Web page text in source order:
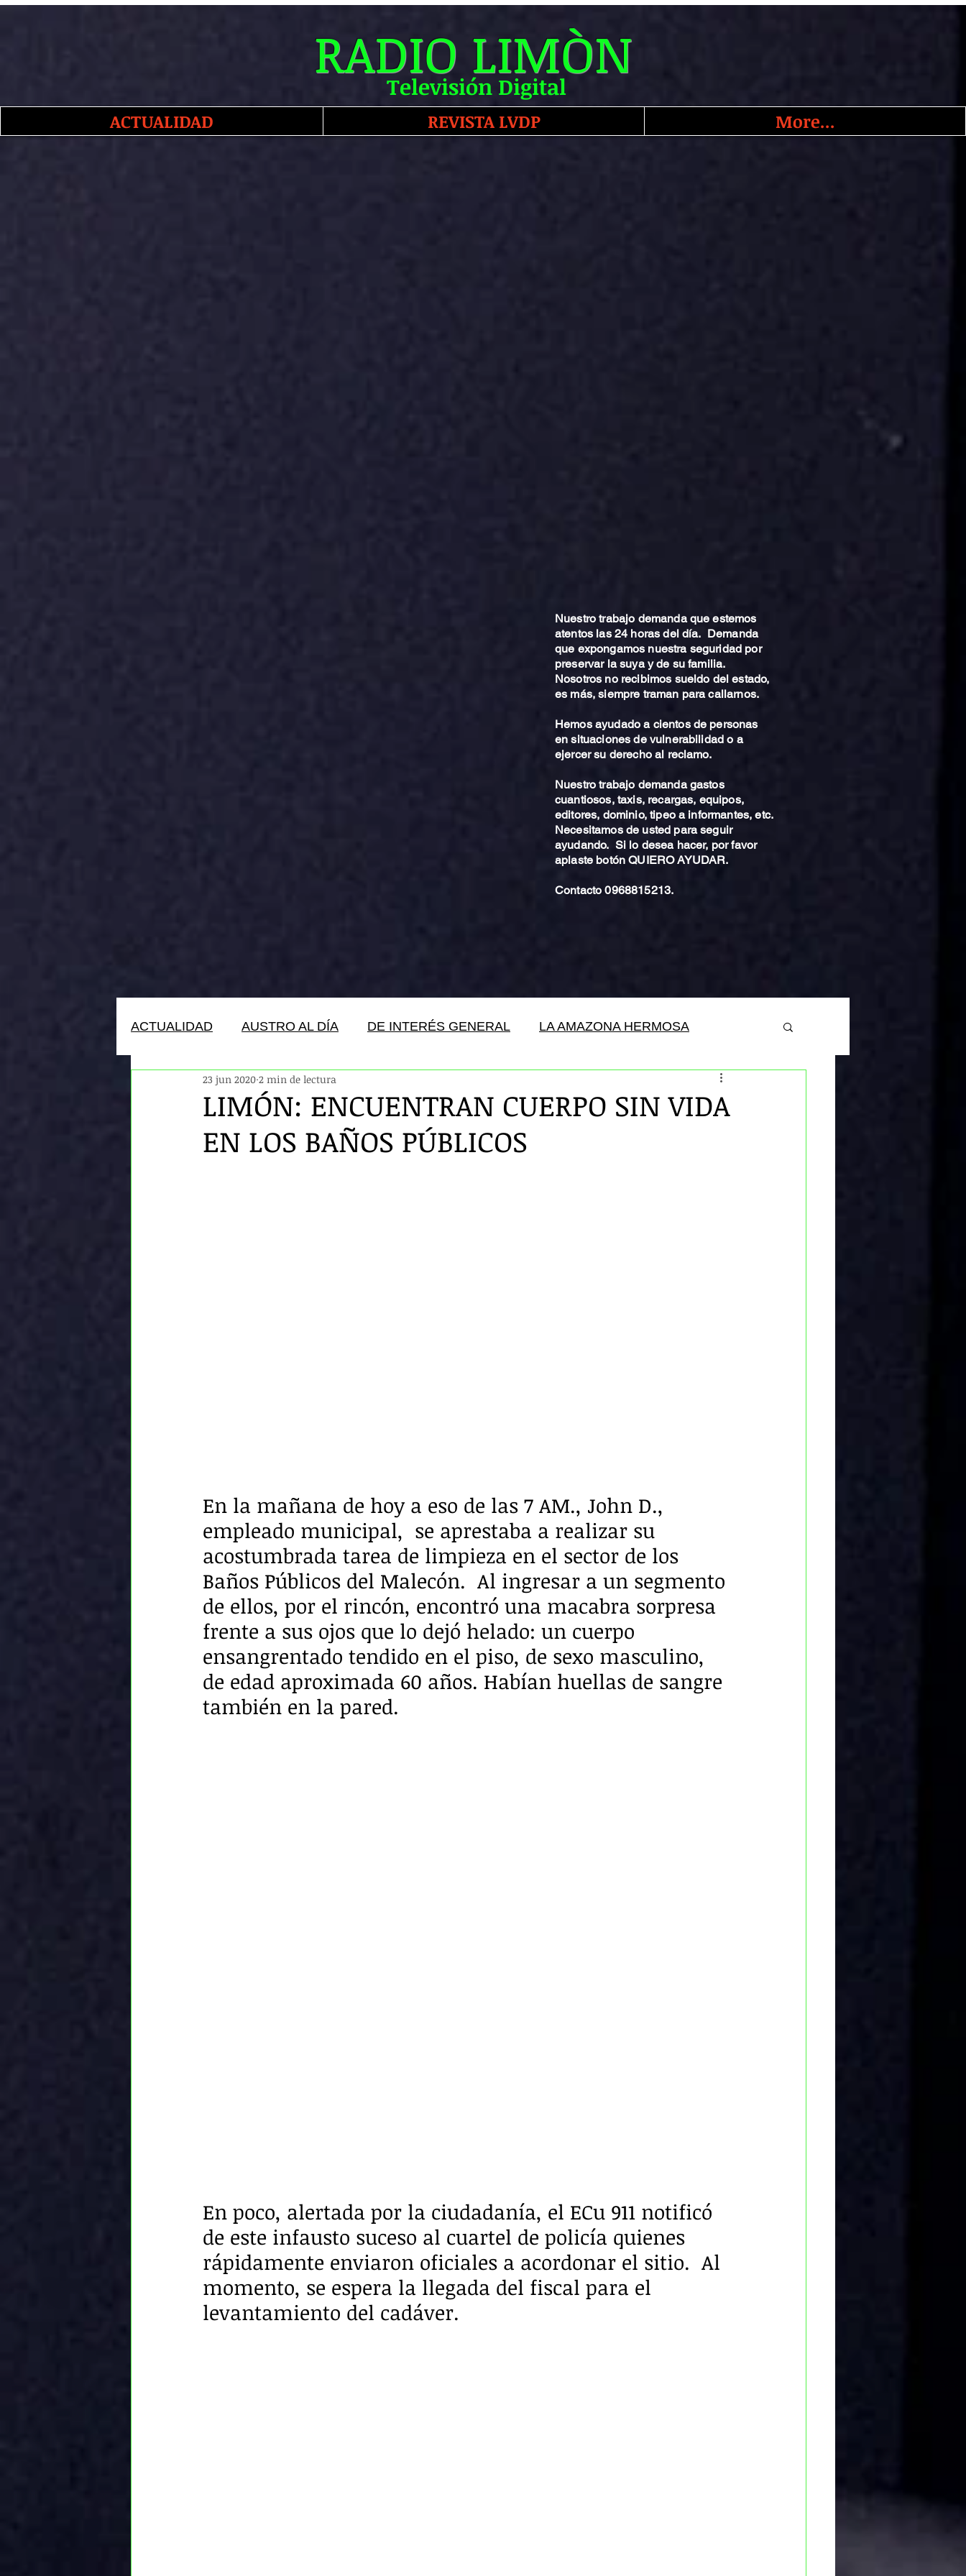
Nuestro trabajo demanda que estemos
atentos las 24 horas del día. Demanda
que expongamos nuestra seguridad por
preservar la suya y de su familia.
Nosotros no recibimos sueldo del estado,
es más, siempre traman para callarnos.
Hemos ayudado a cientos de personas
en situaciones de vulnerabilidad o a
ejercer su derecho al reclamo.
Nuestro trabajo demanda gastos
cuantiosos, taxis, recargas, equipos,
editores, dominio, tipeo a informantes, etc.
Necesitamos de usted para seguir
ayudando. Si lo desea hacer, por favor
aplaste botón QUIERO AYUDAR.
Contacto 0968815213.
ACTUALIDAD AUSTRO AL DÍA DE INTERÉS GENERAL LA AMAZONA HERMOSA
HUMANOS DEL ECUADOR
LIMÓN: ENCUENTRAN CUERPO SIN VIDA
EN LOS BAÑOS PÚBLICOS
23 jun 2020 2 min de lectura
En la mañana de hoy a eso de las 7 AM., John D.,
empleado municipal,  se aprestaba a realizar su
acostumbrada tarea de limpieza en el sector de los
Baños Públicos del Malecón.  Al ingresar a un segmento
de ellos, por el rincón, encontró una macabra sorpresa
frente a sus ojos que lo dejó helado: un cuerpo
ensangrentado tendido en el piso, de sexo masculino,
de edad aproximada 60 años. Habían huellas de sangre
también en la pared.
En poco, alertada por la ciudadanía, el ECu 911 notificó
de este infausto suceso al cuartel de policía quienes
rápidamente enviaron oficiales a acordonar el sitio.  Al
momento, se espera la llegada del fiscal para el
levantamiento del cadáver.
Televisión Digital
RADIO LIMÒN
ACTUALIDAD REVISTA LVDP More...